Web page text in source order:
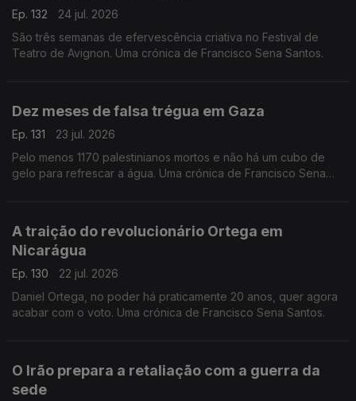
Ep. 132
24 jul. 2026
São três semanas de efervescência criativa no Festival de
Teatro de Avignon. Uma crónica de Francisco Sena Santos.
Dez meses de falsa trégua em Gaza
Ep. 131
23 jul. 2026
Pelo menos 1170 palestinianos mortos e não há um cubo de
gelo para refrescar a água. Uma crónica de Francisco Sena
A traição do revolucionário Ortega em
Nicarágua
Ep. 130
22 jul. 2026
Daniel Ortega, no poder há praticamente 20 anos, quer agora
acabar com o voto. Uma crónica de Francisco Sena Santos.
O Irão prepara a retaliação com a guerra da
sede